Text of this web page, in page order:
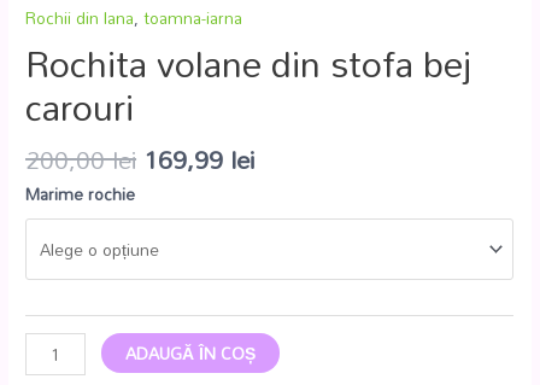
Rochii din lana,toamna-iarna
Rochita volane din stofa bej
carouri
200,00lei 169,99 lei
Marime rochie
ADAUGĂ ÎN COȘ